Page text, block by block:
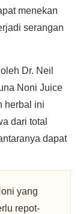
menekan
serangan
Dr. Neil
Noni Juice
herbal ini
dari total
dapat
yang
repot-